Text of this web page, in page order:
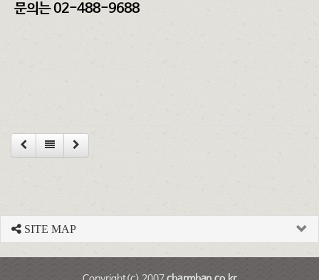
문의는 02-488-9688
SITE MAP